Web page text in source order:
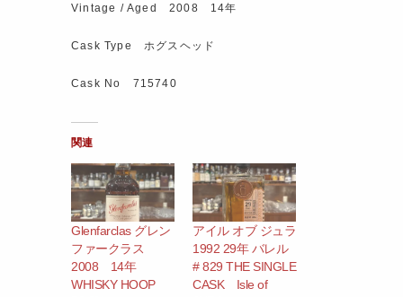
Vintage / Aged 2008 14年
Cask Type ホグスヘッド
Cask No 715740
関連
Glenfarclas グレン
ファークラス
2008 14年
WHISKY HOOP
アイル オブ ジュラ
1992 29年 バレル
# 829 THE SINGLE
CASK Isle of